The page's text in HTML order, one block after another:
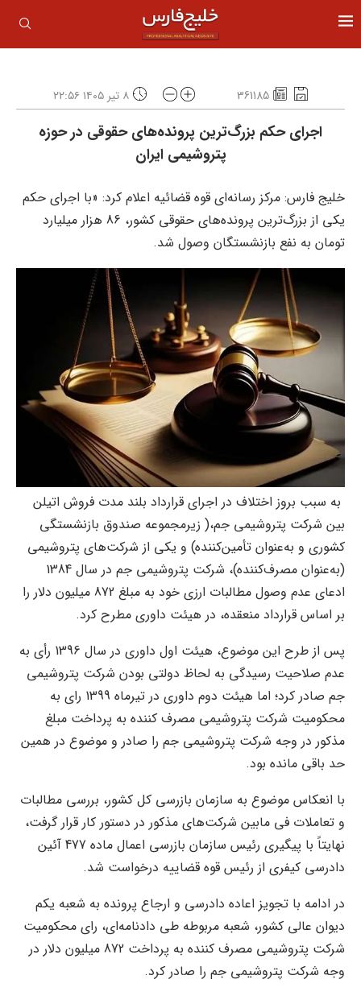
361185 ۸ تیر ۱۴۰۵ ۲۲:۵۶
اجرای حکم بزرگ‌ترین پرونده‌های حقوقی در حوزه
پتروشیمی ایران
خلیج فارس: مرکز رسانه‌ای قوه قضائیه اعلام کرد: «با اجرای حکم
یکی از بزرگ‌ترین پرونده‌های حقوقی کشور، 86 هزار میلیارد
تومان به نفع بازنشستگان وصول شد.
به سبب بروز اختلاف در اجرای قرارداد بلند مدت فروش اتیلن
بین شرکت پتروشیمی جم،( زیرمجموعه صندوق بازنشستگی
کشوری و به‌عنوان تأمین‌کننده) و یکی از شرکت‌های پتروشیمی
(به‌عنوان مصرف‌کننده)، شرکت پتروشیمی جم در سال 1384
ادعای عدم وصول مطالبات ارزی خود به مبلغ 872 میلیون دلار را
بر اساس قرارداد منعقده، در هیئت داوری مطرح کرد.
پس از طرح این موضوع، هیئت اول داوری در سال 1396 رأی به
عدم صلاحیت رسیدگی به لحاظ دولتی بودن شرکت پتروشیمی
جم صادر کرد؛ اما هیئت دوم داوری در تیرماه 1399 رای به
محکومیت شرکت پتروشیمی مصرف کننده به پرداخت مبلغ
مذکور در وجه شرکت پتروشیمی جم را صادر و موضوع در همین
حد باقی مانده بود.
با انعکاس موضوع به سازمان بازرسی کل کشور، بررسی مطالبات
و تعاملات فی مابین شرکت‌های مذکور در دستور کار قرار گرفت،
نهایتاً با پیگیری رئیس سازمان بازرسی اعمال ماده 477 آئین
دادرسی کیفری از رئیس قوه قضاییه درخواست شد.
در ادامه با تجویز اعاده دادرسی و ارجاع پرونده به شعبه یکم
دیوان عالی کشور، شعبه مربوطه طی دادنامه‌ای، رای محکومیت
شرکت پتروشیمی مصرف کننده به پرداخت 872 میلیون دلار در
وجه شرکت پتروشیمی جم را صادر کرد.